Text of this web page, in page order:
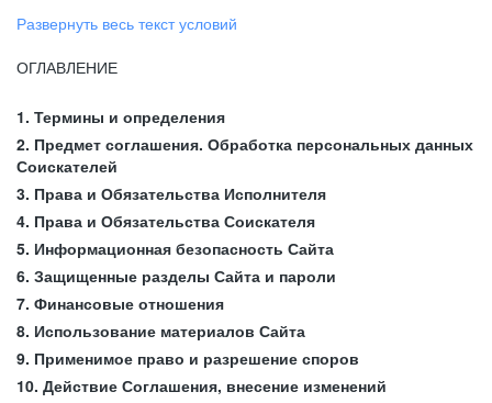
Развернуть весь текст условий
ОГЛАВЛЕНИЕ
1. Термины и определения
2. Предмет соглашения. Обработка персональных данных
Соискателей
3. Права и Обязательства Исполнителя
4. Права и Обязательства Соискателя
5. Информационная безопасность Сайта
6. Защищенные разделы Сайта и пароли
7. Финансовые отношения
8. Использование материалов Сайта
9. Применимое право и разрешение споров
10. Действие Соглашения, внесение изменений